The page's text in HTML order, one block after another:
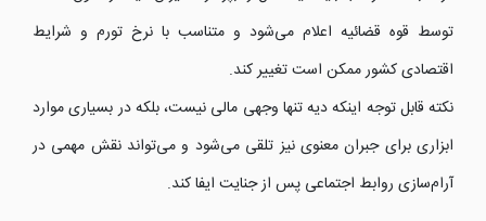
توسط قوه قضائیه اعلام می‌شود و متناسب با نرخ تورم و شرایط
اقتصادی کشور ممکن است تغییر کند.
نکته قابل توجه اینکه دیه تنها وجهی مالی نیست، بلکه در بسیاری موارد
ابزاری برای جبران معنوی نیز تلقی می‌شود و می‌تواند نقش مهمی در
آرام‌سازی روابط اجتماعی پس از جنایت ایفا کند.